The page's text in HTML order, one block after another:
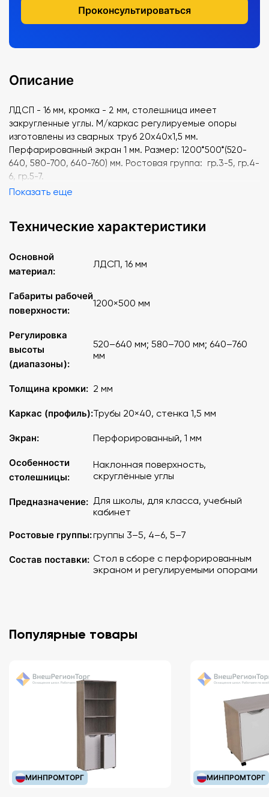
Проконсультироваться
Описание
ЛДСП - 16 мм, кромка - 2 мм, столешница имеет
закругленные углы. М/каркас регулируемые опоры
изготовлены из сварных труб 20х40х1,5 мм.
Перфарированный экран 1 мм. Размер: 1200*500*(520-
640, 580-700, 640-760) мм. Ростовая группа: гр.3-5, гр.4-
6, гр.5-7.
Показать еще
Технические характеристики
Основной
материал:
ЛДСП, 16 мм
Габариты рабочей
поверхности:
1200×500 мм
Регулировка
высоты
(диапазоны):
520–640 мм; 580–700 мм; 640–760
мм
Толщина кромки: 2 мм
Каркас (профиль):Трубы 20×40, стенка 1,5 мм
Экран: Перфорированный, 1 мм
Особенности
столешницы:
Наклонная поверхность,
скруглённые углы
Предназначение: Для школы, для класса, учебный
кабинет
Ростовые группы:группы 3–5, 4–6, 5–7
Состав поставки: Стол в сборе с перфорированным
экраном и регулируемыми опорами
Популярные товары
МИНПРОМТОРГ МИНПРОМТОРГ